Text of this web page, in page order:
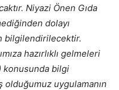
Niyazi Önen Gıda
dolayı
bilgilendirilecektir.
hazırlıklı gelmeleri
konusunda bilgi
uygulamanın